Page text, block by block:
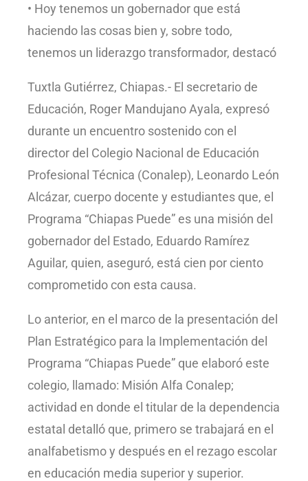
• Hoy tenemos un gobernador que está
haciendo las cosas bien y, sobre todo,
tenemos un liderazgo transformador, destacó
Tuxtla Gutiérrez, Chiapas.- El secretario de
Educación, Roger Mandujano Ayala, expresó
durante un encuentro sostenido con el
director del Colegio Nacional de Educación
Profesional Técnica (Conalep), Leonardo León
Alcázar, cuerpo docente y estudiantes que, el
Programa “Chiapas Puede” es una misión del
gobernador del Estado, Eduardo Ramírez
Aguilar, quien, aseguró, está cien por ciento
comprometido con esta causa.
Lo anterior, en el marco de la presentación del
Plan Estratégico para la Implementación del
Programa “Chiapas Puede” que elaboró este
colegio, llamado: Misión Alfa Conalep;
actividad en donde el titular de la dependencia
estatal detalló que, primero se trabajará en el
analfabetismo y después en el rezago escolar
en educación media superior y superior.